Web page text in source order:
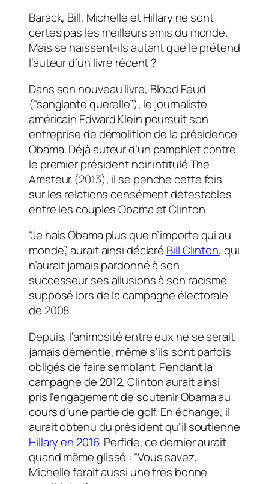
Barack, Bill, Michelle et Hillary ne sont
certes pas les meilleurs amis du monde.
Mais se haïssent-ils autant que le prétend
l’auteur d’un livre récent ?
Dans son nouveau livre, Blood Feud
(“sanglante querelle”), le journaliste
américain Edward Klein poursuit son
entreprise de démolition de la présidence
Obama. Déjà auteur d’un pamphlet contre
le premier président noir intituléThe
Amateur (2013), il se penche cette fois
sur les relations censément détestables
entre les couples Obama et Clinton.
“Je hais Obama plus que n’importe qui au
monde”, aurait ainsi déclaré Bill Clinton, qui
n’aurait jamais pardonné à son
successeur ses allusions à son racisme
supposé lors de la campagne électorale
de 2008.
Depuis, l’animosité entre eux ne se serait
jamais démentie, même s’ils sont parfois
obligés de faire semblant. Pendant la
campagne de 2012, Clinton aurait ainsi
pris l’engagement de soutenir Obama au
cours d’une partie de golf. En échange, il
aurait obtenu du président qu’il soutienne
Hillary en 2016. Perfide, ce dernier aurait
quand même glissé : “Vous savez,
Michelle ferait aussi une très bonne